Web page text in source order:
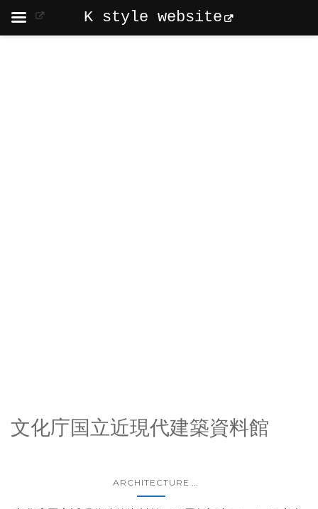
文化庁国立近現代建築資料館
ARCHITECTURE ...
K style website